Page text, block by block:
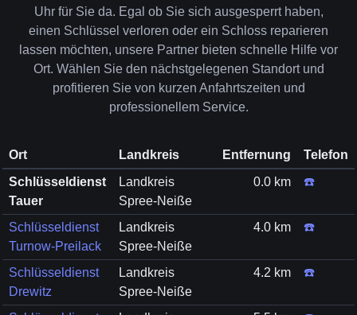
Uhr für Sie da. Egal ob Sie sich ausgesperrt haben,
einen Schlüssel verloren oder ein Schloss reparieren
lassen möchten, unsere Partner bieten schnelle Hilfe vor
Ort. Wählen Sie den nächstgelegenen Standort und
profitieren Sie von kurzen Anfahrtszeiten und
professionellem Service.
Ort Landkreis Entfernung
Telefon
Schlüsseldienst
Tauer
Landkreis
Spree-Neiße
0.0 km ☎️
Schlüsseldienst
Turnow-Preilack
Landkreis
Spree-Neiße
4.0 km ☎️
Schlüsseldienst
Drewitz
Landkreis
Spree-Neiße
4.2 km ☎️